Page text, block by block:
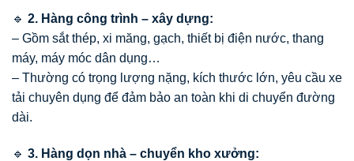
🔹 2. Hàng công trình – xây dựng:
– Gồm sắt thép, xi măng, gạch, thiết bị điện nước, thang
máy, máy móc dân dụng…
– Thường có trọng lượng nặng, kích thước lớn, yêu cầu xe
tải chuyên dụng để đảm bảo an toàn khi di chuyển đường
dài.
🔹 3. Hàng dọn nhà – chuyển kho xưởng: